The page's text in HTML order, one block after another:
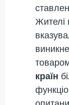
Жителі
країн